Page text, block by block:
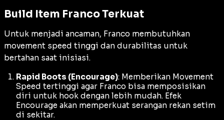
Build Item Franco Terkuat
Untuk menjadi ancaman, Franco membutuhkan
movement speed tinggi dan durabilitas untuk
bertahan saat inisiasi.
Rapid Boots (Encourage): Memberikan Movement
Speed tertinggi agar Franco bisa memposisikan
diri untuk hook dengan lebih mudah. Efek
Encourage akan memperkuat serangan rekan setim
di sekitar.